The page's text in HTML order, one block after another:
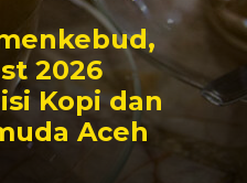
2026
Kopi dan
Aceh